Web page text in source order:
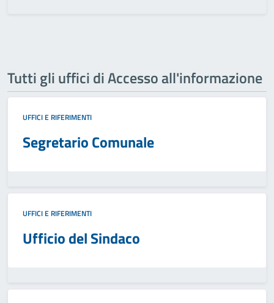
Tutti gli uffici di Accesso all'informazione
UFFICI E RIFERIMENTI
Segretario Comunale
UFFICI E RIFERIMENTI
Ufficio del Sindaco